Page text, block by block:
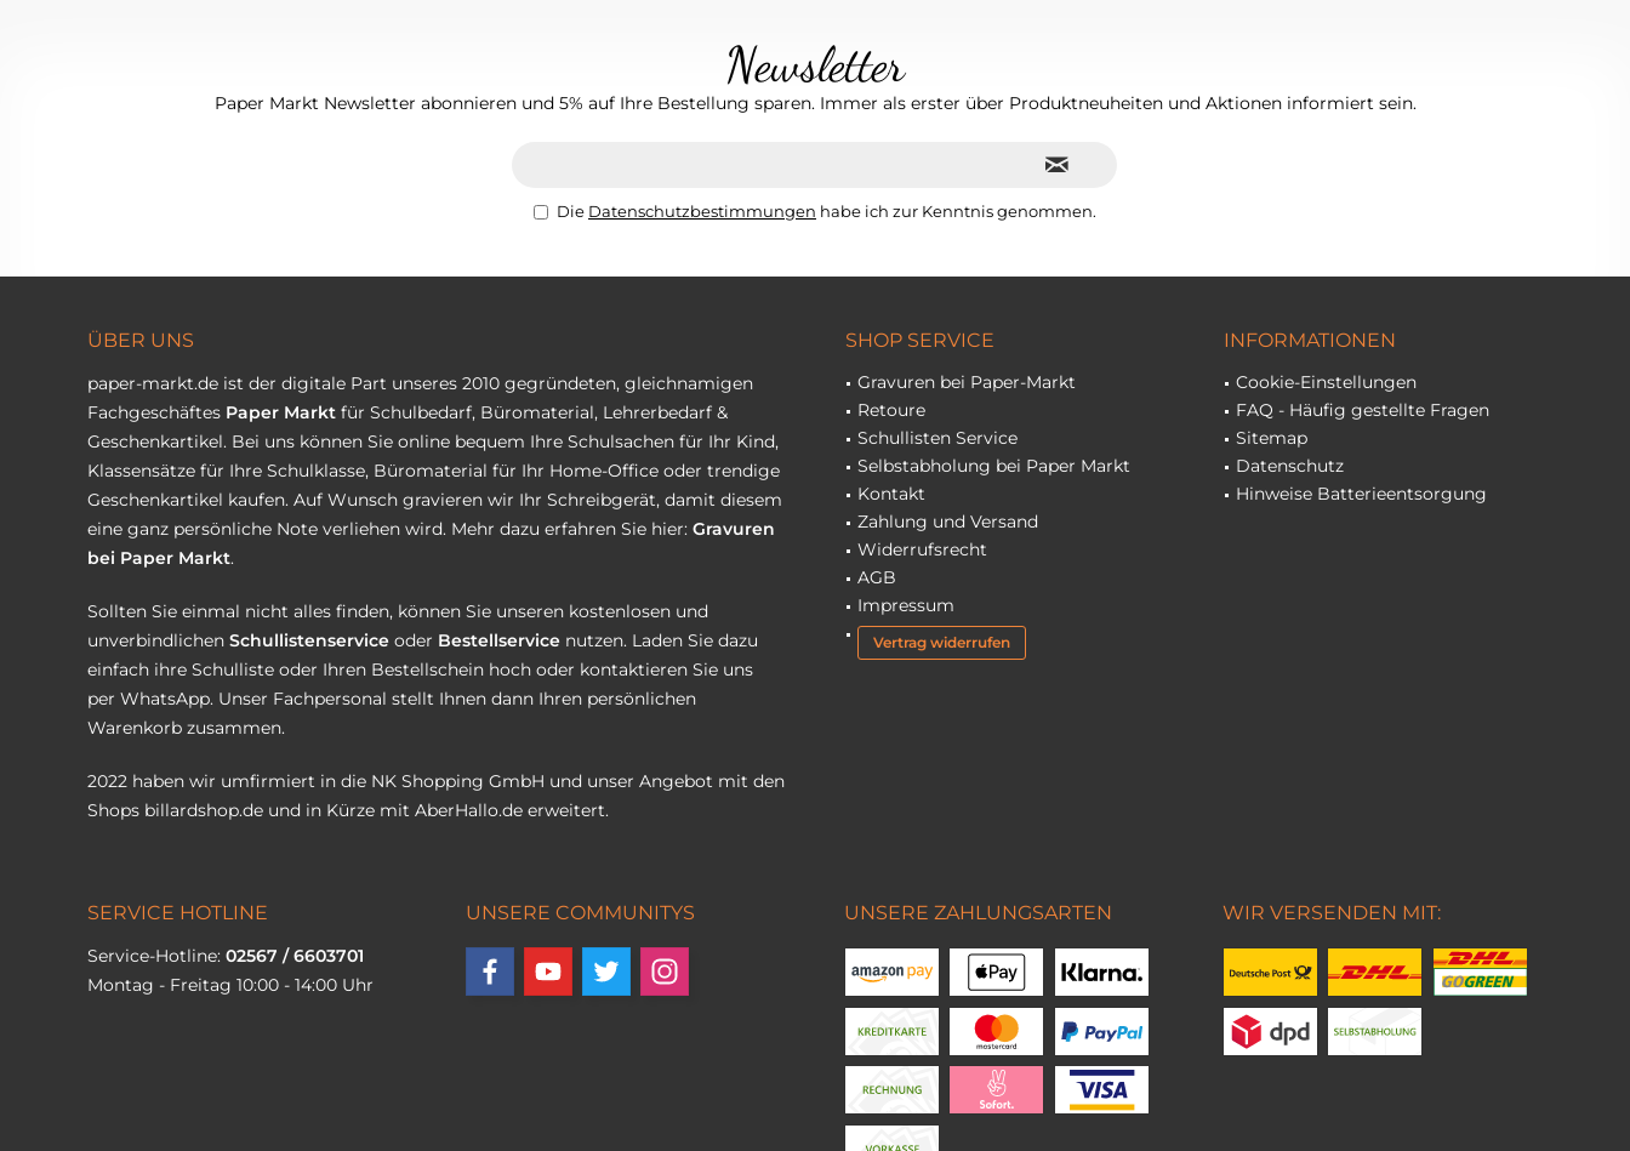
Newsletter
Paper Markt Newsletter abonnieren und 5% auf Ihre Bestellung sparen. Immer als erster über Produktneuheiten und Aktionen informiert sein.
Die Datenschutzbestimmungen habe ich zur Kenntnis genommen.
ÜBER UNS
paper-markt.de ist der digitale Part unseres 2010 gegründeten, gleichnamigen
Fachgeschäftes Paper Markt für Schulbedarf, Büromaterial, Lehrerbedarf &
Geschenkartikel. Bei uns können Sie online bequem Ihre Schulsachen für Ihr Kind,
Klassensätze für Ihre Schulklasse, Büromaterial für Ihr Home-Office oder trendige
Geschenkartikel kaufen. Auf Wunsch gravieren wir Ihr Schreibgerät, damit diesem
eine ganz persönliche Note verliehen wird. Mehr dazu erfahren Sie hier: Gravuren
bei Paper Markt.
Sollten Sie einmal nicht alles finden, können Sie unseren kostenlosen und
unverbindlichen Schullistenservice oder Bestellservice nutzen. Laden Sie dazu
einfach ihre Schulliste oder Ihren Bestellschein hoch oder kontaktieren Sie uns
per WhatsApp. Unser Fachpersonal stellt Ihnen dann Ihren persönlichen
Warenkorb zusammen.
2022 haben wir umfirmiert in die NK Shopping GmbH und unser Angebot mit den
Shops billardshop.de und in Kürze mit AberHallo.de erweitert.
SHOP SERVICE
Gravuren bei Paper-Markt
Retoure
Schullisten Service
Selbstabholung bei Paper Markt
Kontakt
Zahlung und Versand
Widerrufsrecht
AGB
Impressum
Vertrag widerrufen
INFORMATIONEN
Cookie-Einstellungen
FAQ - Häufig gestellte Fragen
Sitemap
Datenschutz
Hinweise Batterieentsorgung
SERVICE HOTLINE
Service-Hotline: 02567 / 6603701
Montag - Freitag 10:00 - 14:00 Uhr
UNSERE COMMUNITYS UNSERE ZAHLUNGSARTEN WIR VERSENDEN MIT: